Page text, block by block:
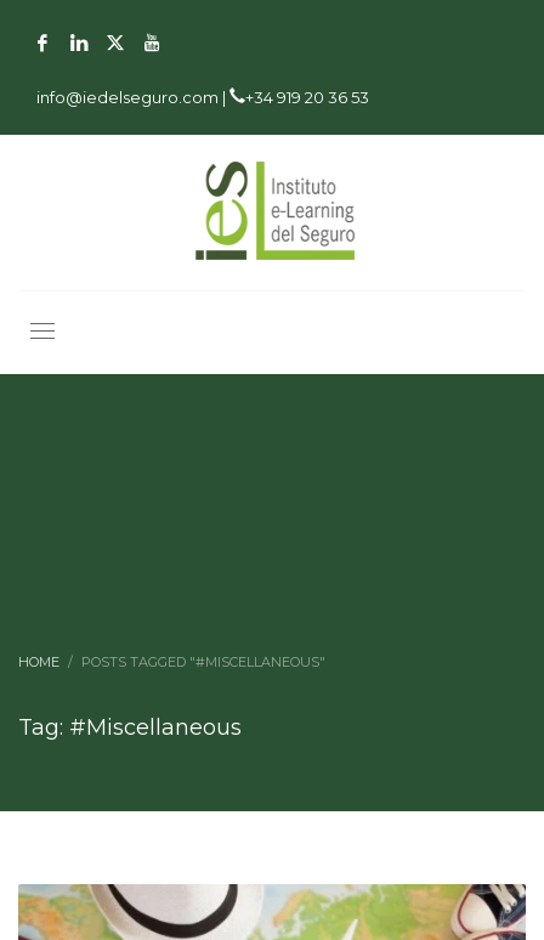
info@iedelseguro.com | +34 919 20 36 53
HOME POSTS TAGGED "#MISCELLANEOUS"
Tag: #Miscellaneous